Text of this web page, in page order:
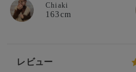
Chiaki
163cm
レビュー